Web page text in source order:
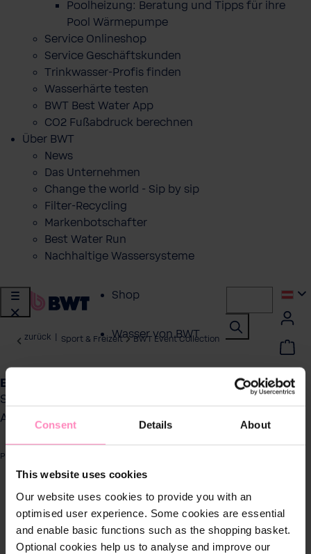
Consent Details About
This website uses cookies
Our website uses cookies to provide you with an
optimised user experience. Some cookies are essential
and enable basic functions such as the shopping basket.
Optional cookies help us to analyse and improve our
Poolheizung: Beratung und Tipps für ihre
Pool Wärmepumpe
Service Onlineshop
Service Geschäftskunden
Trinkwasser-Profis finden
Wasserhärte testen
BWT Best Water App
CO2 Fußabdruck berechnen
Über BWT
News
Das Unternehmen
Change the world - Sip by sip
Filter-Recycling
Markenbotschafter
Best Water Run
Nachhaltige Wassersysteme
Shop
Wasser von BWT
Lösungen für
Geschäftskunden
Über BWT
zurück Sport & Freizeit BWT Event Collection
BWT Event Cap mit Streifen
Stylisches Snapback in pink mit navyblauen
Akzenten
Produktnummer: 125683206-B
überspringen